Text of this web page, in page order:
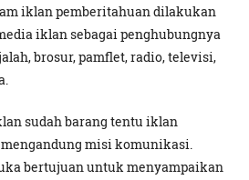
iklan pemberitahuan dilakukan
iklan sebagai penghubungnya
brosur, pamflet, radio, televisi,
sudah barang tentu iklan
misi komunikasi.
bertujuan untuk menyampaikan